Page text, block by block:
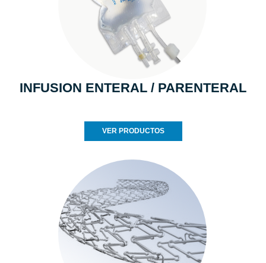
INFUSION ENTERAL / PARENTERAL
VER PRODUCTOS